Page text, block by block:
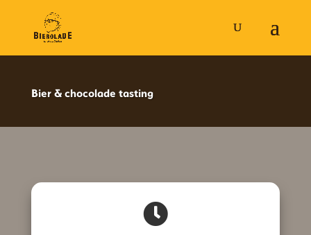
Bier & chocolade tasting